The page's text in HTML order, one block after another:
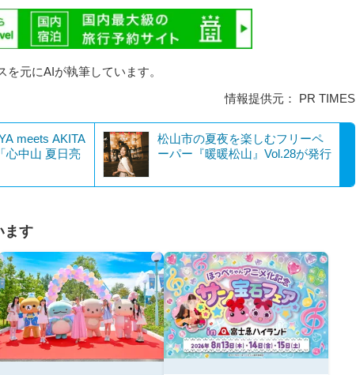
元にAIが執筆しています。
情報提供元： PR TIMES
meets AKITA
心中山 夏日亮
松山市の夏夜を楽しむフリーペ
ーパー『暖暖松山』Vol.28が発行
ます